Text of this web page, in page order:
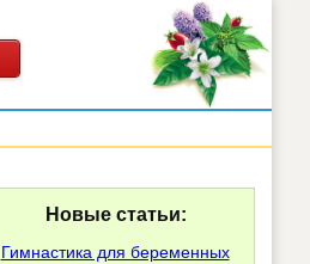
Новые статьи:
Гимнастика для беременных